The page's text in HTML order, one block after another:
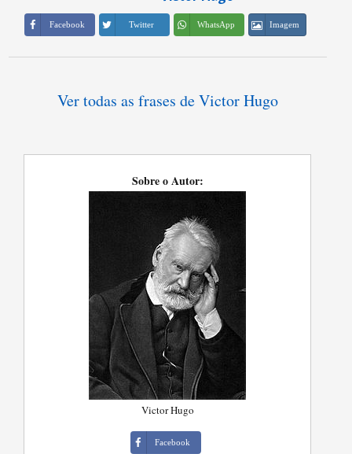
Facebook Twitter WhatsApp Imagem
Ver todas as frases de Victor Hugo
Sobre o Autor:
Victor Hugo
Facebook